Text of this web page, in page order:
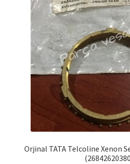
Orjinal TATA Telcoline Xenon